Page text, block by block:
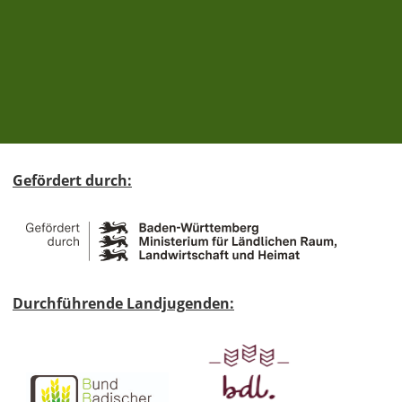
Gefördert durch:
Durchführende Landjugenden: